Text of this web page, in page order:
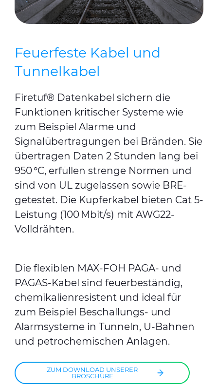
Feuerfeste Kabel und
Tunnelkabel
Firetuf® Datenkabel sichern die
Funktionen kritischer Systeme wie
zum Beispiel Alarme und
Signalübertragungen bei Bränden. Sie
übertragen Daten 2 Stunden lang bei
950 °C, erfüllen strenge Normen und
sind von UL zugelassen sowie BRE-
getestet. Die Kupferkabel bieten Cat 5-
Leistung (100 Mbit/s) mit AWG22-
Volldrähten.
Die flexiblen MAX-FOH PAGA- und
PAGAS-Kabel sind feuerbeständig,
chemikalienresistent und ideal für
zum Beispiel Beschallungs- und
Alarmsysteme in Tunneln, U-Bahnen
und petrochemischen Anlagen.
ZUM DOWNLOAD UNSERER
BROSCHÜRE